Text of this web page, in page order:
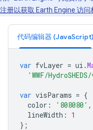
注册以获取 Earth Engine 访问
代码编辑器 (JavaScript)
var fvLayer = ui .
'WWF/
var visParams = {
color : '808080' ,
lineWidth :
1
};